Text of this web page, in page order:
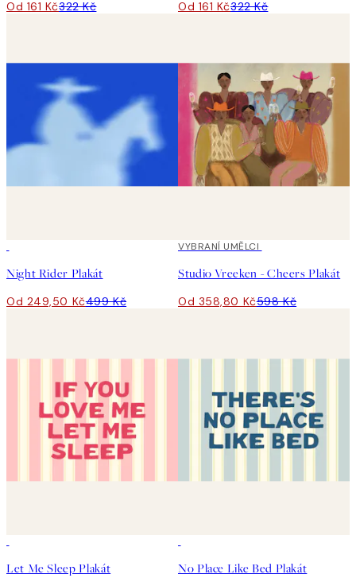
Od 161 Kč322 Kč Od 161 Kč322 Kč
Night Rider Plakát
Od 249,50 Kč499 Kč
40%*
VYBRANÍ UMĚLCI
Studio Vreeken - Cheers Plakát
Od 358,80 Kč598 Kč
Let Me Sleep Plakát No Place Like Bed Plakát